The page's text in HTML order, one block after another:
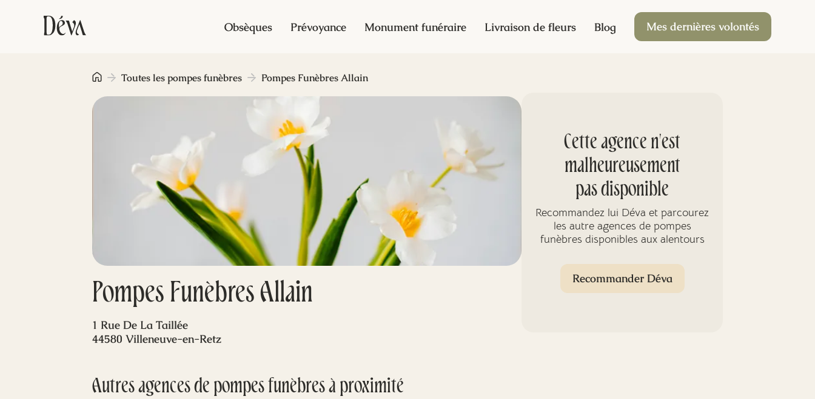
Obsèques Prévoyance Monument funéraire Livraison de fleurs Blog Mes dernières volontés
Pompes Funèbres Allain
Toutes les pompes funèbres Pompes Funèbres Allain
1 Rue De La Taillée
44580 Villeneuve-en-Retz
Autres agences de pompes funèbres à proximité
Cette agence n'est
malheureusement
pas disponible
Recommandez lui Déva et parcourez
les autre agences de pompes
funèbres disponibles aux alentours
Recommander Déva